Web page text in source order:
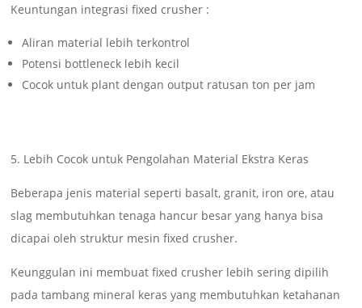
Keuntungan integrasi fixed crusher :
Aliran material lebih terkontrol
Potensi bottleneck lebih kecil
Cocok untuk plant dengan output ratusan ton per jam
5. Lebih Cocok untuk Pengolahan Material Ekstra Keras
Beberapa jenis material seperti basalt, granit, iron ore, atau
slag membutuhkan tenaga hancur besar yang hanya bisa
dicapai oleh struktur mesin fixed crusher.
Keunggulan ini membuat fixed crusher lebih sering dipilih
pada tambang mineral keras yang membutuhkan ketahanan